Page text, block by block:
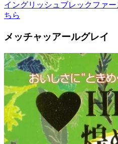
イングリッシュブレックファ
ちら
メッチャッアールグレイ